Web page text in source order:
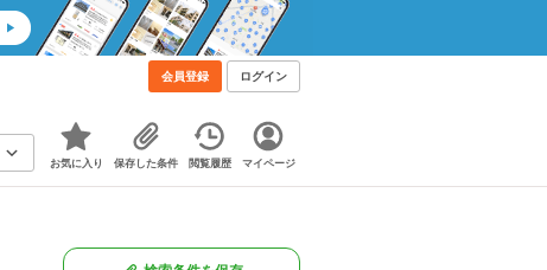
会員登録 ログイン
お気に入り 保存した条件 閲覧履歴 マイページ